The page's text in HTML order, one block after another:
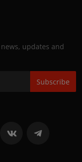
updates and
Subscribe